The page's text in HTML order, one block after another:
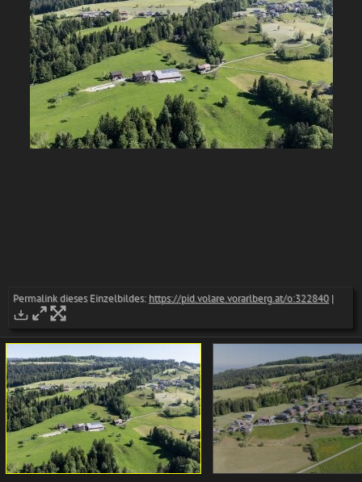
Permalink dieses Einzelbildes:https://pid.volare.vorarlberg.at/o:322840|